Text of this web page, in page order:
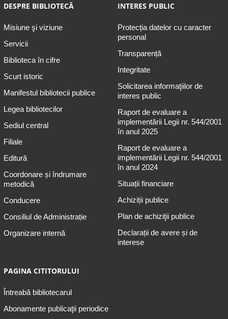
DESPRE BIBLIOTECĂ
Misiune şi viziune
Servicii
Biblioteca în cifre
Scurt istoric
Manifestul bibliotecii publice
Legea bibliotecilor
Sediul central
Filiale
Editură
Coordonare și îndrumare
metodică
Conducere
Consiliul de Administrație
Organizare internă
INTERES PUBLIC
Protecția datelor cu caracter
personal
Transparență
Integritate
Solicitarea informaţiilor de
interes public
Raport de evaluare a
implementării Legii nr. 544/2001
în anul 2025
Raport de evaluare a
implementării Legii nr. 544/2001
în anul 2024
Situații financiare
Achiziții publice
Plan de achiziţii publice
Declarații de avere și de
interese
PAGINA CITITORULUI
Întreabă bibliotecarul
Abonamente publicaţii periodice